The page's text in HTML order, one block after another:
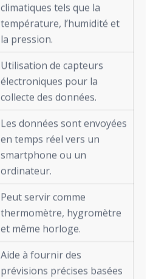
climatiques tels que la
température, l’humidité et
la pression.
Utilisation de capteurs
électroniques pour la
collecte des données.
Les données sont envoyées
en temps réel vers un
smartphone ou un
ordinateur.
Peut servir comme
thermomètre, hygromètre
et même horloge.
Aide à fournir des
prévisions précises basées